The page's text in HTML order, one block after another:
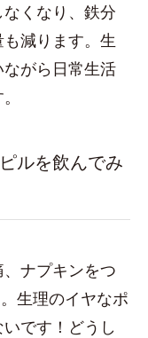
くなり、鉄分
減ります。生
がら日常生活
ルを飲んでみ
ナプキンをつ
生理のイヤなポ
です！どうし